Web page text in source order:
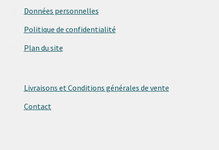
Données personnelles
Politique de confidentialité
Plan du site
Livraisons et Conditions générales de vente
Contact